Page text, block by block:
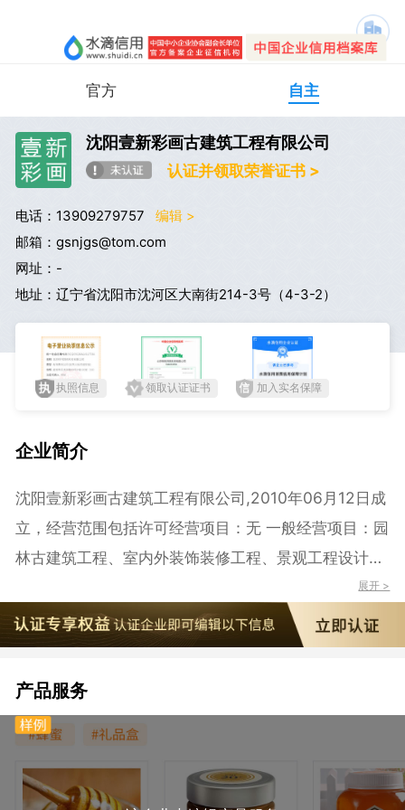
官方 自主
沈阳壹新彩画古建筑工程有限公司
认证并领取荣誉证书 >
电话：13909279757
编辑 >
邮箱：gsnjgs@tom.com
网址：-
地址：辽宁省沈阳市沈河区大南街214-3号（4-3-2）
执照信息 领取认证证书 加入实名保障
企业简介
沈阳壹新彩画古建筑工程有限公司,2010年06月12日成
立，经营范围包括许可经营项目：无 一般经营项目：园
林古建筑工程、室内外装饰装修工程、景观工程设计、
展开 >
产品服务